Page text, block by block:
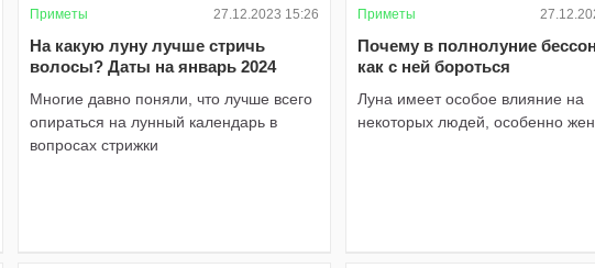
Приметы 27.12.2023 15:26
На какую луну лучше стричь
волосы? Даты на январь 2024
Многие давно поняли, что лучше всего
опираться на лунный календарь в
вопросах стрижки
Приметы
Почему в полнолуние
как с ней бороться
Луна имеет особое влияние на
некоторых людей, особенно